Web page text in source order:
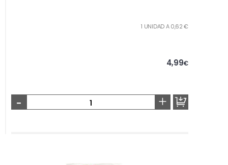
1 UNIDAD A 0,62 €
4,99€
- +